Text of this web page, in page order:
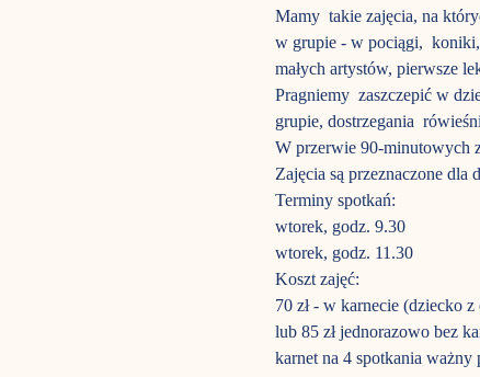
Mamy  takie zajęcia, na
w grupie - w pociągi,
małych artystów, pierwsze
Pragniemy  zaszczepić w
grupie, dostrzegania
W przerwie 90-minutowych
Zajęcia są przeznaczone
Terminy spotkań:
wtorek, godz. 9.30
wtorek, godz. 11.30
Koszt zajęć:
70 zł - w karnecie (dziecko
lub 85 zł jednorazowo bez
karnet na 4 spotkania